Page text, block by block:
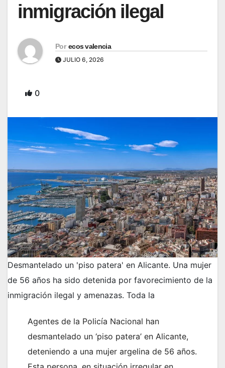
inmigración ilegal
Por ecos valencia
JULIO 6, 2026
0
Desmantelado un 'piso patera' en Alicante. Una mujer
de 56 años ha sido detenida por favorecimiento de la
inmigración ilegal y amenazas. Toda la
Agentes de la Policía Nacional han
desmantelado un ‘piso patera’ en Alicante,
deteniendo a una mujer argelina de 56 años.